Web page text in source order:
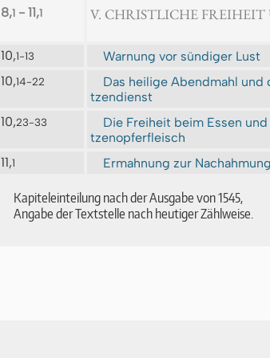
8,1 - 11,1 V. CHRISTLICHE
10,1-13
Warnung vor sündiger Lust
10,14-22
Das heilige Abendmahl
tzendienst
10,23-33
Die Freiheit beim Essen
tzenopferfleisch
11,1 Ermahnung zur Nachahmung
Ka­pi­tel­ein­tei­lung nach der Aus­ga­be von 1545,
An­ga­be der Text­stel­le nach heu­ti­ger Zähl­wei­se.